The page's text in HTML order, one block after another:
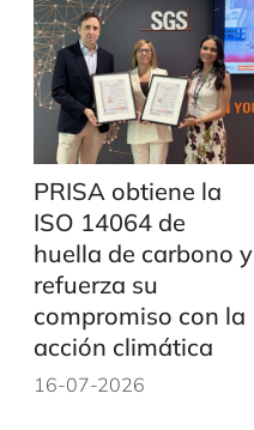
PRISA obtiene la
ISO 14064 de
huella de carbono y
refuerza su
compromiso con la
acción climática
16-07-2026